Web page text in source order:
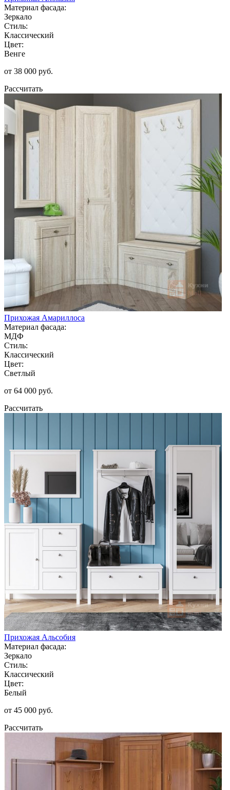
Материал фасада:
Зеркало
Стиль:
Классический
Цвет:
Венге
от 38 000 руб.
Рассчитать
Прихожая Амариллоса
Материал фасада:
МДФ
Стиль:
Классический
Цвет:
Светлый
от 64 000 руб.
Рассчитать
Прихожая Альсобия
Материал фасада:
Зеркало
Стиль:
Классический
Цвет:
Белый
от 45 000 руб.
Рассчитать